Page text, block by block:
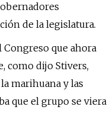
de la legislatura.
Congreso que ahora
como dijo Stivers,
marihuana y las
que el grupo se viera